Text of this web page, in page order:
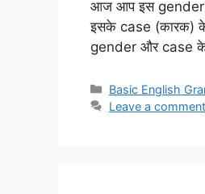
आज आप इस gender
इसके case (कारक) के
gender और case के
Categories
Basic English
Leave a comment